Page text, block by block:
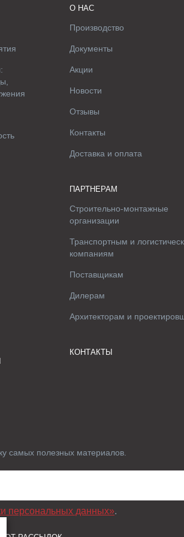
О НАС
Производство
Документы
Акции
Новости
Отзывы
Контакты
Доставка и оплата
ПАРТНЕРАМ
Строительно-монтажные
организации
Транспортным и
компаниям
Поставщикам
Дилерам
Архитекторам и
КОНТАКТЫ
самых полезных материалов.
персональных данных».